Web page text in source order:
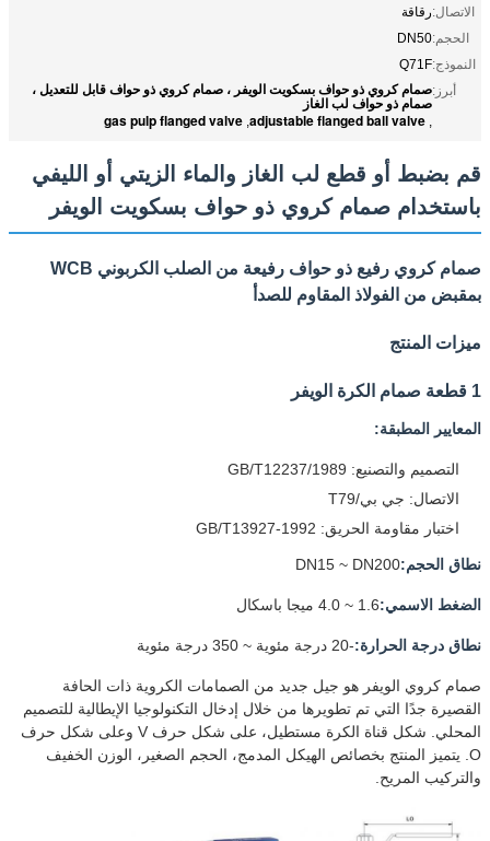
الاتصال:رقاقة
الحجم:DN50
النموذج:Q71F
أبرز:صمام كروي ذو حواف بسكويت الويفر ، صمام كروي ذو حواف قابل للتعديل ،
صمام ذو حواف لب الغاز
,
adjustable flanged ball valve
,
gas pulp flanged valve
قم بضبط أو قطع لب الغاز والماء الزيتي أو الليفي
باستخدام صمام كروي ذو حواف بسكويت الويفر
صمام كروي رفيع ذو حواف رفيعة من الصلب الكربوني WCB
بمقبض من الفولاذ المقاوم للصدأ
ميزات المنتج
1 قطعة صمام الكرة الويفر
المعايير المطبقة:
التصميم والتصنيع: GB/T12237/1989
الاتصال: جي بي/T79
اختبار مقاومة الحريق: GB/T13927-1992
نطاق الحجم:DN15 ~ DN200
الضغط الاسمي:1.6 ~ 4.0 ميجا باسكال
نطاق درجة الحرارة:-20 درجة مئوية ~ 350 درجة مئوية
صمام كروي الويفر هو جيل جديد من الصمامات الكروية ذات الحافة
القصيرة جدًا التي تم تطويرها من خلال إدخال التكنولوجيا الإيطالية للتصميم
المحلي. شكل قناة الكرة مستطيل، على شكل حرف V وعلى شكل حرف
O. يتميز المنتج بخصائص الهيكل المدمج، الحجم الصغير، الوزن الخفيف
والتركيب المريح.